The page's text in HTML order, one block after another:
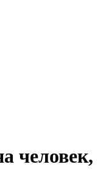
человек,